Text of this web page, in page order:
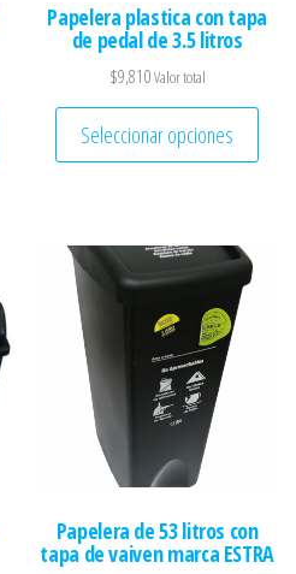
producto tiene múltiples variantes.
Papelera plastica con tapa
de pedal de 3.5 litros
$9,810Valor total
Seleccionar opciones
Este
Papelera de 53 litros con
tapa de vaiven marca ESTRA